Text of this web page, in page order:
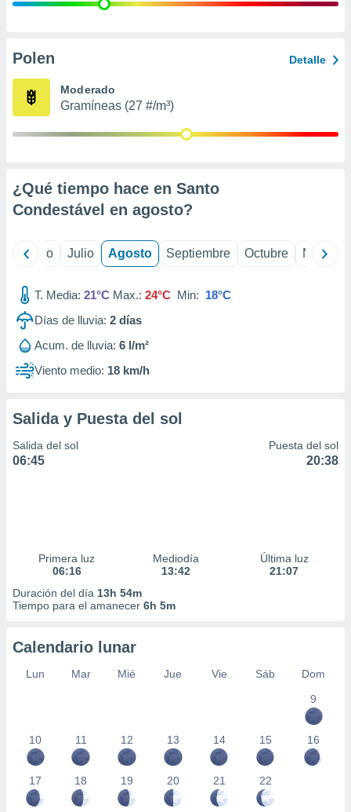
e
publicidad
Polen Detalle
Moderado
Gramíneas (27 #/m³)
¿Qué tiempo hace en Santo
Condestável en agosto?
Junio Julio Agosto Septiembre Octubre
T. Media: 21°C Max.: 24°C Min: 18°C
Días de lluvia: 2 días
Acum. de lluvia: 6 l/m²
Viento medio: 18 km/h
Salida y Puesta del sol
Salida del sol
06:45
Puesta del sol
20:38
Primera luz
06:16
Mediodía
13:42
Última luz
21:07
Duración del día 13h 54m
Tiempo para el amanecer 6h 5m
Calendario lunar
Lun Mar Mié Jue Vie Sáb
Dom
9
10 11 12 13 14 15 16
17 18 19 20 21 22